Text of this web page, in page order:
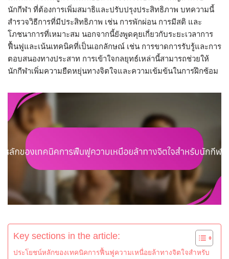
นักกีฬา ที่ต้องการเพิ่มสมาธิและปรับปรุงประสิทธิภาพ บทความนี้
สำรวจวิธีการที่มีประสิทธิภาพ เช่น การพักผ่อน การมีสติ และ
โภชนาการที่เหมาะสม นอกจากนี้ยังพูดคุยเกี่ยวกับระยะเวลาการ
ฟื้นฟูและเน้นเทคนิคที่เป็นเอกลักษณ์ เช่น การขาดการรับรู้และการ
ตอบสนองทางประสาท การเข้าใจกลยุทธ์เหล่านี้สามารถช่วยให้
นักกีฬาเพิ่มความยืดหยุ่นทางจิตใจและความเข้มข้นในการฝึกซ้อม
Key sections in the article:
ประโยชน์หลักของเทคนิคการฟื้นฟูความเหนื่อยล้าทางจิตใจสำหรับ